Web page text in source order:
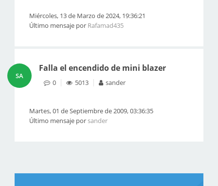
Miércoles, 13 de Marzo de 2024, 19:36:21
Último mensaje por Rafamad435
SA
Falla el encendido de mini blazer
0 5013 sander
Martes, 01 de Septiembre de 2009, 03:36:35
Último mensaje porsander